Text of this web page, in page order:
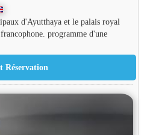
d'Ayutthaya et le palais royal
programme d'une